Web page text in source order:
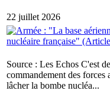
22 juillet 2026
Source : Les Echos C'est
commandement des forces
lâcher la bombe nucléa...